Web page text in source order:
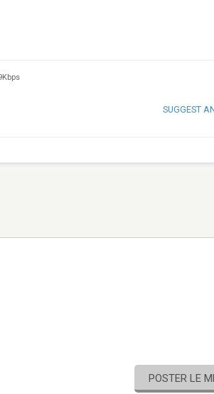
SUGGEST
POSTER LE